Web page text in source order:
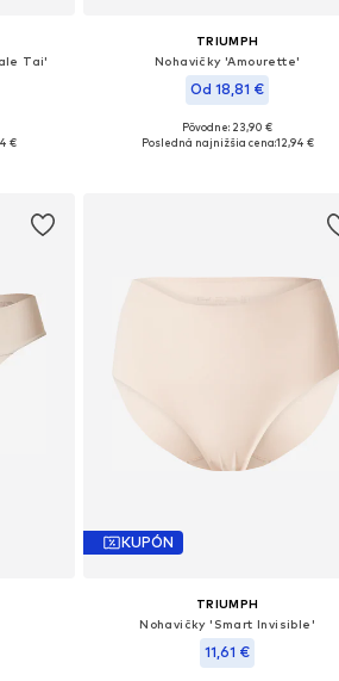
Tai'
€
TRIUMPH
Nohavičky 'Amourette'
Od 18,81 €
Dostupné veľkosti: M, M-L
Pôvodne: 23,90 €
Posledná najnižšia cena:12,94 €
KUPÓN
TRIUMPH
Nohavičky 'Smart Invisible'
11,61 €